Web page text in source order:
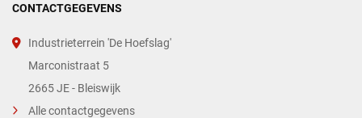
CONTACTGEGEVENS
Industrieterrein 'De Hoefslag'
Marconistraat 5
2665 JE - Bleiswijk
Alle contactgegevens